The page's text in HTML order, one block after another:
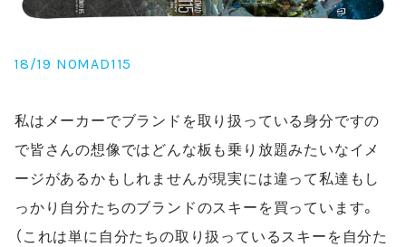
18/19 NOMAD115
私はメーカーでブランドを取り扱っている身分ですの
で皆さんの想像ではどんな板も乗り放題みたいなイメ
ージがあるかもしれませんが現実には違って私達もし
っかり自分たちのブランドのスキーを買っています。
（これは単に自分たちの取り扱っているスキーを自分た